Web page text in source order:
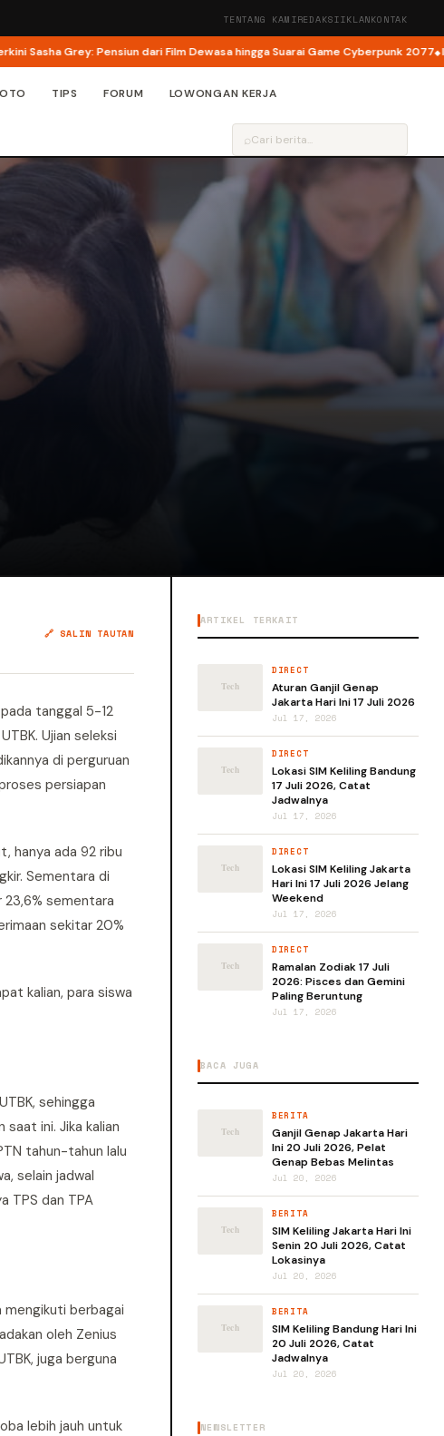
TENTANG KAMIREDAKSIIKLANKONTAK
Grey: Pensiun dari Film Dewasa hingga Suarai Game Cyberpunk 2077 Ini
OTO TIPS FORUM LOWONGAN KERJA
⌕
🔗 SALIN TAUTAN
tanggal 5-12
Ujian seleksi
di perguruan
persiapan
hanya ada 92 ribu
Sementara di
23,6% sementara
sekitar 20%
kalian, para siswa
sehingga
ini. Jika kalian
tahun-tahun lalu
selain jadwal
TPS dan TPA
mengikuti berbagai
oleh Zenius
juga berguna
lebih jauh untuk
ARTIKEL TERKAIT
DIRECT
Aturan Ganjil Genap
Jakarta Hari Ini 17 Juli 2026
Jul 17, 2026
DIRECT
Lokasi SIM Keliling Bandung
17 Juli 2026, Catat
Jadwalnya
Jul 17, 2026
DIRECT
Lokasi SIM Keliling Jakarta
Hari Ini 17 Juli 2026 Jelang
Weekend
Jul 17, 2026
DIRECT
Ramalan Zodiak 17 Juli
2026: Pisces dan Gemini
Paling Beruntung
Jul 17, 2026
BACA JUGA
BERITA
Ganjil Genap Jakarta Hari
Ini 20 Juli 2026, Pelat
Genap Bebas Melintas
Jul 20, 2026
BERITA
SIM Keliling Jakarta Hari Ini
Senin 20 Juli 2026, Catat
Lokasinya
Jul 20, 2026
BERITA
SIM Keliling Bandung Hari Ini
20 Juli 2026, Catat
Jadwalnya
Jul 20, 2026
NEWSLETTER